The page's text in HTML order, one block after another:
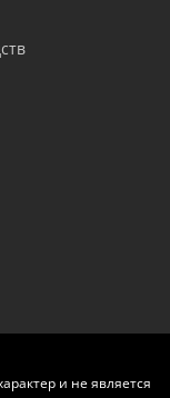
и не является